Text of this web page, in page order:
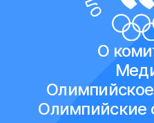
О
Олимпийские